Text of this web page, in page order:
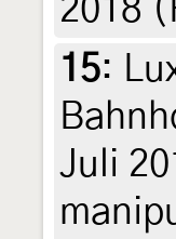
2018
15:
Juli